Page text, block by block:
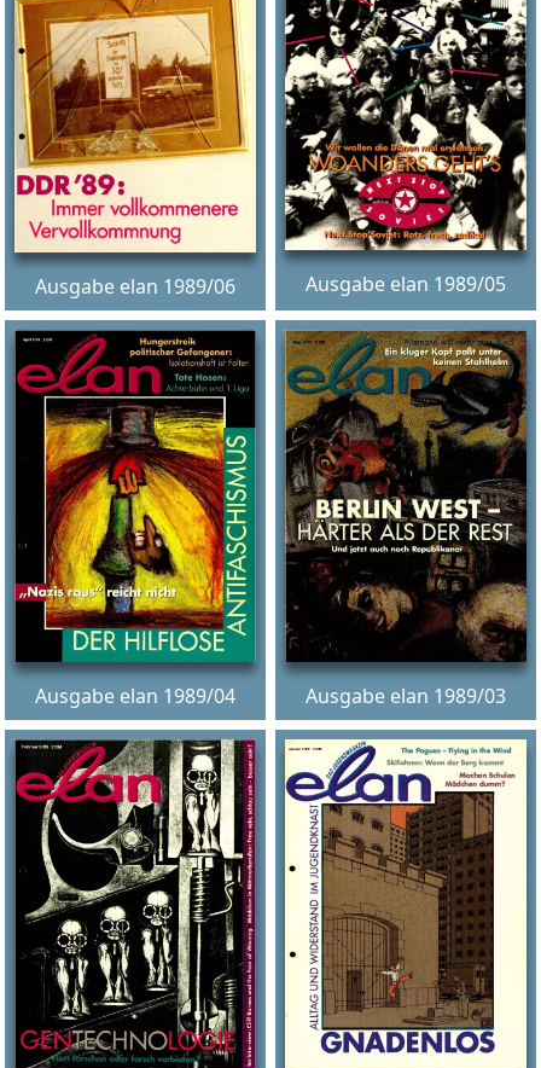
Ausgabe elan 1989/06 Ausgabe elan 1989/05
Ausgabe elan 1989/04 Ausgabe elan 1989/03